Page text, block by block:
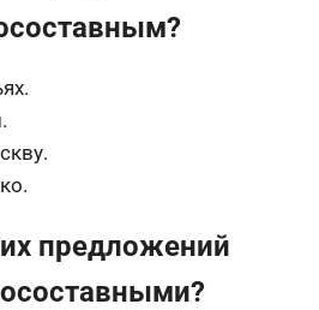
предложений